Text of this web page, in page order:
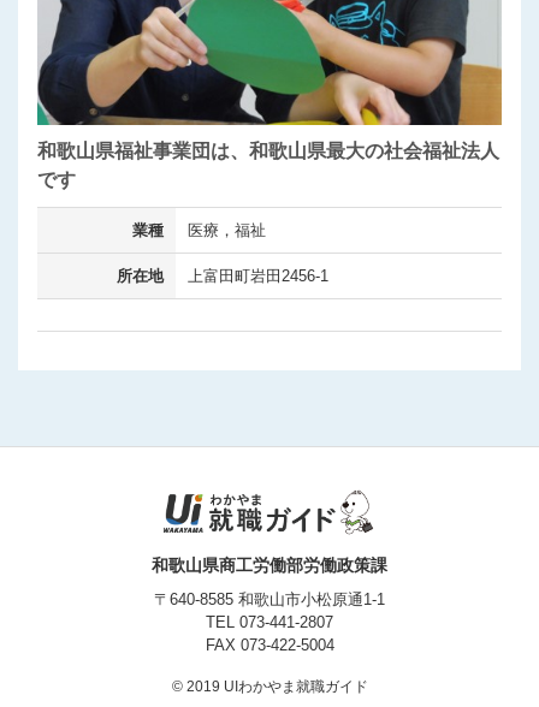
和歌山県福祉事業団は、和歌山県最大の社会福祉法人
です
業種 医療，福祉
所在地 上富田町岩田2456-1
和歌山県商工労働部労働政策課
〒640-8585 和歌山市小松原通1-1
TEL 073-441-2807
FAX 073-422-5004
© 2019 UIわかやま就職ガイド